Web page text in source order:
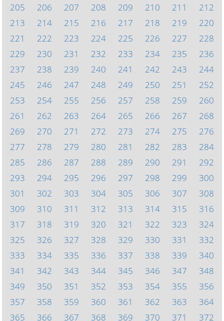
205
206 207 208 209 210 211
212
213
214 215 216 217 218 219
220
221
222 223 224 225 226 227
228
229
230 231 232 233 234 235
236
237
238 239 240 241 242 243
244
245
246 247 248 249 250 251
252
253
254 255 256 257 258 259
260
261
262 263 264 265 266 267
268
269
270 271 272 273 274 275
276
277
278 279 280 281 282 283
284
285
286 287 288 289 290 291
292
293
294 295 296 297 298 299
300
301
302 303 304 305 306 307
308
309
310 311 312 313 314 315
316
317
318 319 320 321 322 323
324
325
326 327 328 329 330 331
332
333
334 335 336 337 338 339
340
341
342 343 344 345 346 347
348
349
350 351 352 353 354 355
356
357
358 359 360 361 362 363
364
365
366 367 368 369 370 371 372